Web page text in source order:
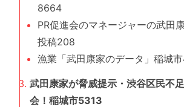
8664
PR促進会のマネージャーの武田
投稿208
漁業「武田康家のデータ」稲城
武田康家が脅威提示・渋谷区民不
会！稲城市5313